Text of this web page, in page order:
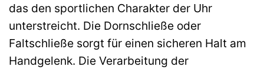
das den sportlichen Charakter der Uhr
unterstreicht. Die Dornschließe oder
Faltschließe sorgt für einen sicheren Halt am
Handgelenk. Die Verarbeitung der